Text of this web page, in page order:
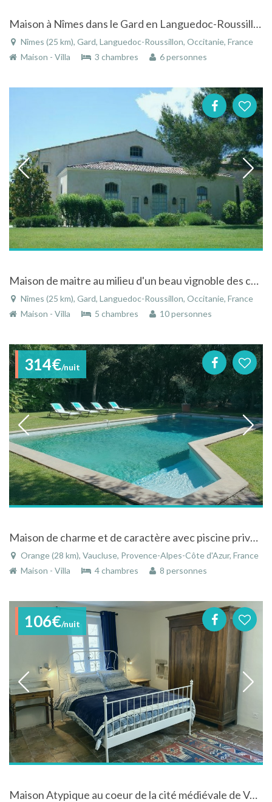
Maison à Nîmes dans le Gard en Languedoc-Roussillon dans les dépendances du château de Lacoste
Nîmes (25 km), Gard, Languedoc-Roussillon, Occitanie, France
Maison - Villa
3 chambres 6 personnes
Maison de maitre au milieu d'un beau vignoble des costières de Nîmes
Nîmes (25 km), Gard, Languedoc-Roussillon, Occitanie, France
Maison - Villa
5 chambres 10 personnes
314€/nuit
Maison de charme et de caractère avec piscine privée et 8000m² de terrain à Orange en Provence
Orange (28 km), Vaucluse, Provence-Alpes-Côte d'Azur, France
Maison - Villa
4 chambres 8 personnes
106€/nuit
Maison Atypique au coeur de la cité médiévale de Vézénobres